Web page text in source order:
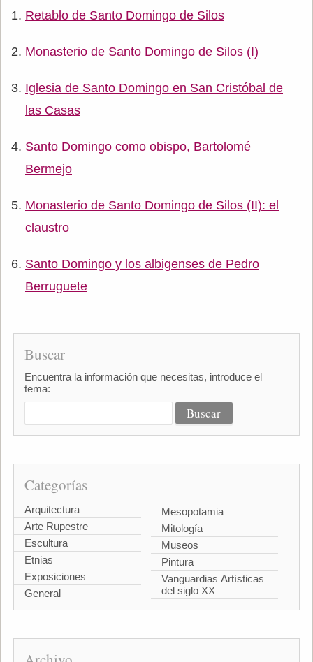
Retablo de Santo Domingo de Silos
Monasterio de Santo Domingo de Silos (I)
Iglesia de Santo Domingo en San Cristóbal de
las Casas
Santo Domingo como obispo, Bartolomé
Bermejo
Monasterio de Santo Domingo de Silos (II): el
claustro
Santo Domingo y los albigenses de Pedro
Berruguete
Buscar
Encuentra la información que necesitas, introduce el
tema:
Categorías
Arquitectura
Arte Rupestre
Escultura
Etnias
Exposiciones
General
Mesopotamia
Mitología
Museos
Pintura
Vanguardias Artísticas
del siglo XX